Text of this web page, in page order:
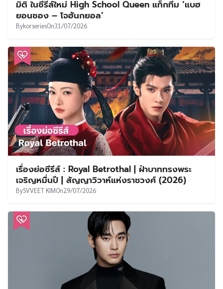
มิติ ในซีรีส์ใหม่ High School Queen แท็กทีม ‘แบฮ
ยอนซอง – โจฮันกยอล’
BykorseriesOn31/07/2026
เรื่องย่อซีรีส์ : Royal Betrothal | ฝ่าบาททรงพระ
เจริญหมื่นปี | สัญญาวิวาห์แห่งราชวงศ์ (2026)
BySVVEET KIMOn29/07/2026